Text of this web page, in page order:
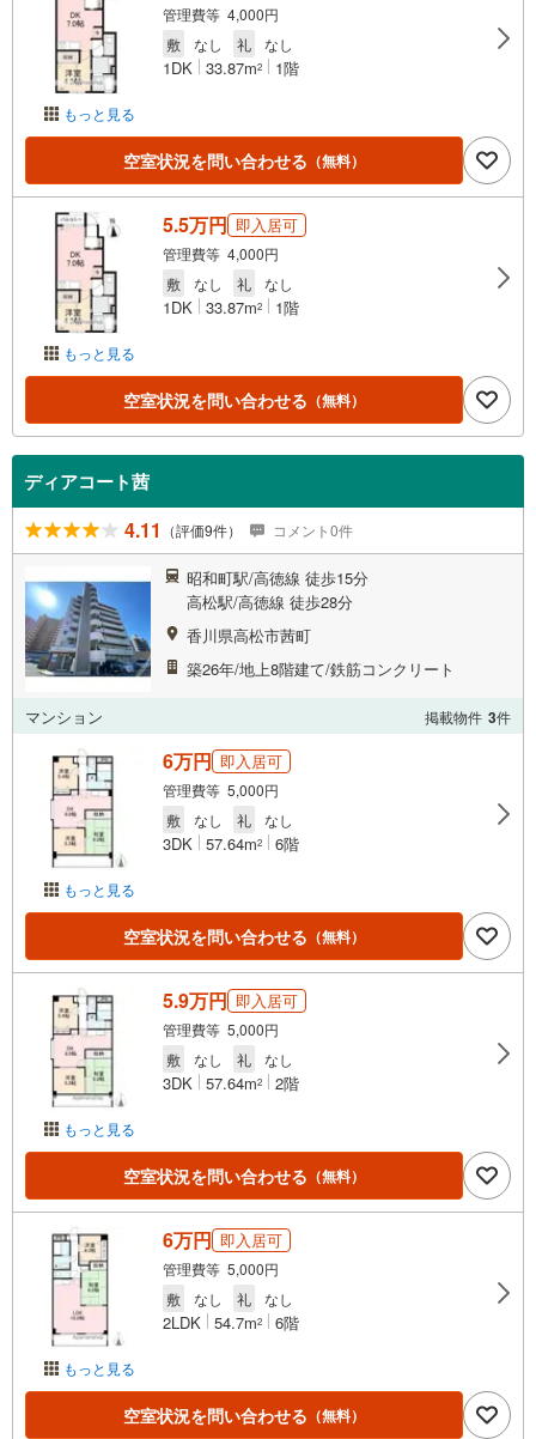
もっと見る
管理費等 4,000円
敷
なし 礼 なし
1DK 33.87m2 1階
空室状況を問い合わせる （無料）
もっと見る
5.5万円 即入居可
管理費等 4,000円
敷
なし 礼 なし
1DK 33.87m2 1階
空室状況を問い合わせる （無料）
ディアコート茜
4.11 （評価9件） コメント0件
昭和町駅/高徳線 徒歩15分
高松駅/高徳線 徒歩28分
香川県高松市茜町
築26年/地上8階建て/鉄筋コンクリート
マンション 掲載物件 3件
もっと見る
6万円 即入居可
管理費等 5,000円
敷
なし 礼 なし
3DK 57.64m2 6階
空室状況を問い合わせる （無料）
もっと見る
5.9万円 即入居可
管理費等 5,000円
敷
なし 礼 なし
3DK 57.64m2 2階
空室状況を問い合わせる （無料）
もっと見る
6万円 即入居可
管理費等 5,000円
敷
なし 礼 なし
2LDK 54.7m2 6階
空室状況を問い合わせる （無料）